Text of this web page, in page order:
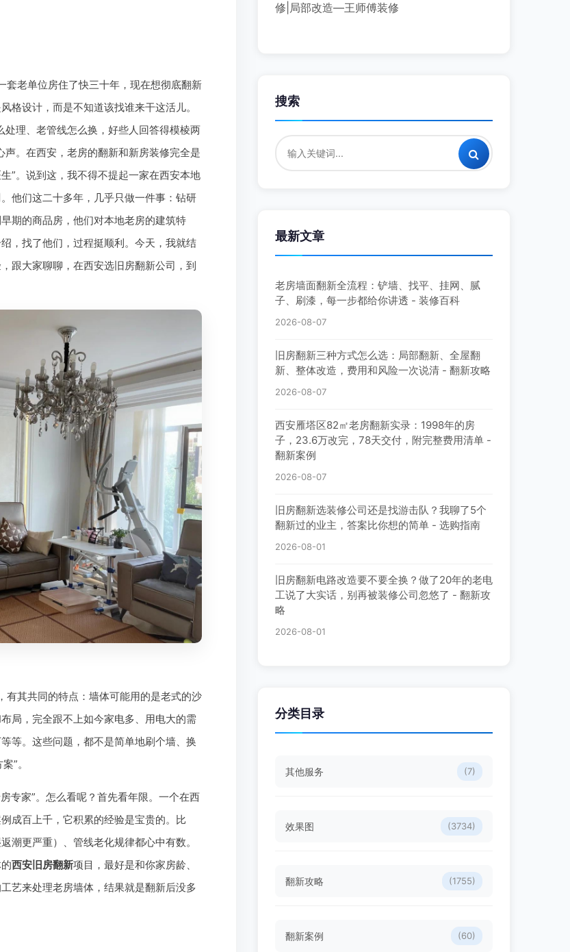
老单位房住了快三十年，现在想彻底翻新
格设计，而是不知道该找谁来干这活儿。
理、老管线怎么换，好些人回答得模棱两
。在西安，老房的翻新和新房装修完全是
”。说到这，我不得不提起一家在西安本地
。他们这二十多年，几乎只做一件事：钻研
期的商品房，他们对本地老房的建筑特
，找了他们，过程挺顺利。今天，我就结
跟大家聊聊，在西安选旧房翻新公司，到
有其共同的特点：墙体可能用的是老式的沙
局，完全跟不上如今家电多、用电大的需
等。这些问题，都不是简单地刷个墙、换
”。
专家”。怎么看呢？首先看年限。一个在西
成百上千，它积累的经验是宝贵的。比
潮更严重）、管线老化规律都心中有数。
西安旧房翻新项目，最好是和你家房龄、
艺来处理老房墙体，结果就是翻新后没多
修|局部改造—王师傅装修
搜索
最新文章
老房墙面翻新全流程：铲墙、找平、挂网、腻
子、刷漆，每一步都给你讲透 - 装修百科
2026-08-07
旧房翻新三种方式怎么选：局部翻新、全屋翻
新、整体改造，费用和风险一次说清 - 翻新攻略
2026-08-07
西安雁塔区82㎡老房翻新实录：1998年的房
子，23.6万改完，78天交付，附完整费用清单 -
翻新案例
2026-08-07
旧房翻新选装修公司还是找游击队？我聊了5个
翻新过的业主，答案比你想的简单 - 选购指南
2026-08-01
旧房翻新电路改造要不要全换？做了20年的老电
工说了大实话，别再被装修公司忽悠了 - 翻新攻
略
2026-08-01
分类目录
其他服务 (7)
效果图 (3734)
翻新攻略 (1755)
翻新案例 (60)